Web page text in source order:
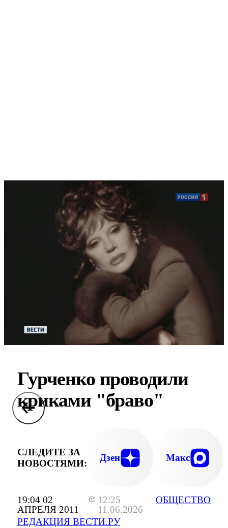
19:04 02
АПРЕЛЯ 2011
12:25
11.06.2026
РЕДАКЦИЯ ВЕСТИ.РУ
ОБЩЕСТВО
Гурченко проводили
криками "браво"
СЛЕДИТЕ ЗА
НОВОСТЯМИ:
Дзен Макс